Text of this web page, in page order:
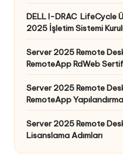
DELL I-DRAC LifeCycle
2025 İşletim Sistemi
Server 2025 Remote
RemoteApp RdWeb
Server 2025 Remote
RemoteApp
Server 2025 Remote
Lisanslama Adımları